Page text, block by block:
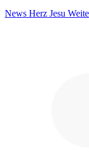
News Herz Jesu